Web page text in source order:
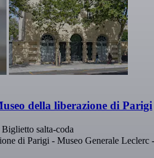
della liberazione di Parigi
salta-coda
di Parigi - Museo Generale Leclerc